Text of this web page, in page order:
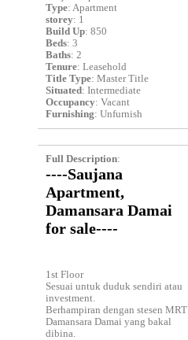
Type: Apartment
storey: 1
Build Up: 850
Beds: 3
Baths: 2
Tenure: Leasehold
Title Type: Master Title
Situated: Intermediate
Occupancy: Vacant
Furnishing: Unfurnish
Full Description:
----Saujana
Apartment,
Damansara Damai
for sale----
1st Floor
Sesuai untuk duduk sendiri atau
investment.
Berhampiran dengan stesen MRT
Damansara Damai yang bakal
dibina.